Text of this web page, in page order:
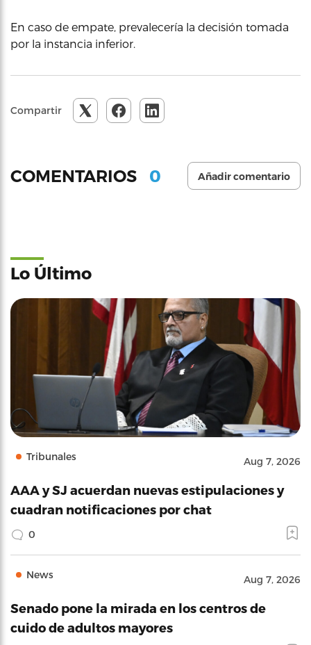
En caso de empate, prevalecería la decisión tomada
por la instancia inferior.
Compartir
COMENTARIOS 0 Añadir comentario
Lo Último
Tribunales Aug 7, 2026
AAA y SJ acuerdan nuevas estipulaciones y
cuadran notificaciones por chat
0
News Aug 7, 2026
Senado pone la mirada en los centros de
cuido de adultos mayores